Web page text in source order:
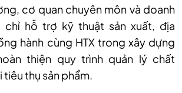
cơ quan chuyên môn và doanh
chỉ hỗ trợ kỹ thuật sản xuất, địa
hành cùng HTX trong xây dựng
thiện quy trình quản lý chất
thụ sản phẩm.